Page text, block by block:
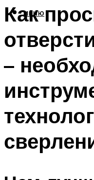
МЕНЮ
Как
–